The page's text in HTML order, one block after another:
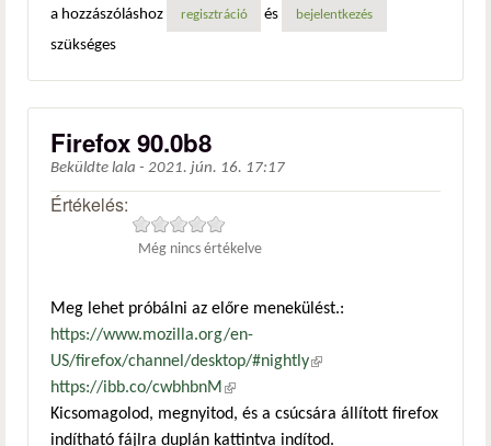
a hozzászóláshoz
regisztráció és bejelentkezés
szükséges
Firefox 90.0b8
Beküldte lala - 2021. jún. 16. 17:17
Értékelés:
Még nincs értékelve
Meg lehet próbálni az előre menekülést.:
https://www.mozilla.org/en-
US/firefox/channel/desktop/#nightly(külső hivatkozás)
https://ibb.co/cwbhbnM (külső hivatkozás)
Kicsomagolod, megnyitod, és a csúcsára állított firefox
indítható fájlra duplán kattintva indítod.